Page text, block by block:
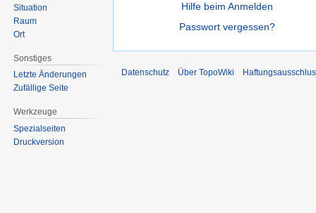
Hilfe beim Anmelden
Passwort vergessen?
Situation
Raum
Ort
Sonstiges
Letzte Änderungen
Zufällige Seite
Werkzeuge
Spezialseiten
Druckversion
Datenschutz Über TopoWiki